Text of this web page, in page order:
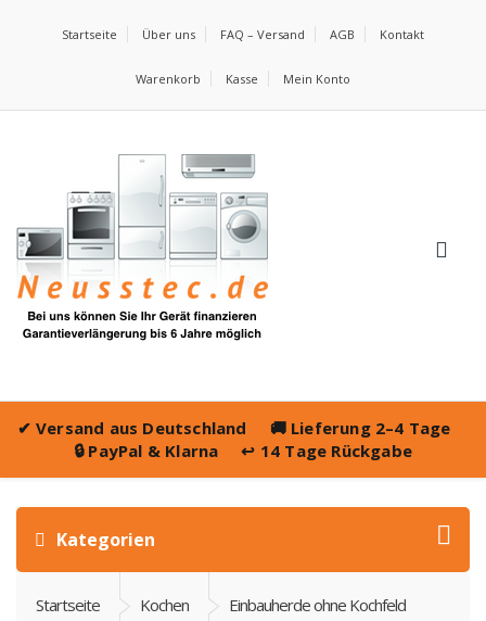
Startseite Über uns FAQ – Versand AGB Kontakt
Warenkorb Kasse Mein Konto
✔ Versand aus Deutschland 🚚 Lieferung 2–4 Tage
🔒 PayPal & Klarna ↩️ 14 Tage Rückgabe
Kategorien
Startseite Kochen Einbauherde ohne Kochfeld